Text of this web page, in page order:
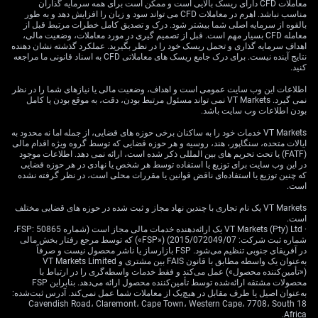
زیان را به «پریمیوم» (Premium؛ بهای پرداختی برای خرید
اختیار) محدود می‌کند.
کاهش احتمالی مالیات تکلیفی برای سرمایه‌گذاران خارجی
اوراق قرضه، عامل مهم اما نامطمئن است. چنین اقدامی
می‌تواند محرک مثبت برای روپیه باشد و احتمالاً خروج ۶۱۳
میلیون دلاری سرمایه خارجی در بخش بدهی را که از آغاز
سال مالی در اول آوریل ثبت شده، تا حدی برگرداند.
معامله‌گران باید آماده باشند که در صورت انتشار این خبر،
روپیه سریع تقویت شود؛ هرچند ممکن است این تقویت موقتی
باشد.
معاملات CFD دارای ریسک بالایی است و ممکن است برای همه سرمایه گذاران
مناسب نباشد. اهرم در معاملات CFD می تواند سود و زیان را افزایش دهد و به طور
بالقوه از سرمایه اصلی شما بیشتر شود. درک و تصدیق کامل خطرات مرتبط قبل از
معامله CFD بسیار مهم است. قبل از تصمیم گیری در مورد معاملات، وضعیت مالی،
اهداف سرمایه گذاری و تحمل ریسک خود را در نظر بگیرید. عملکرد گذشته نشان دهنده
نتایج آینده نیست. برای درک جامع ریسک های معاملاتی CFD به اسناد قانونی ما مراجعه
کنید.
اطلاعات این وب سایت عمومی است و اهداف، وضعیت مالی یا نیازهای شما را در نظر
نمی گیرد. VT Markets نمی تواند مسئول مرتبط بودن، دقت، به موقع بودن یا کامل
بودن اطلاعات وب سایت باشد.
VT Markets خدمات خود را به ساکنان برخی حوزه های قضایی، از جمله اما نه محدود به
ایالات متحده، سنگاپور، هند، روسیه و هر حوزه قضایی که توسط گروه ویژه اقدام مالی
(FATF) یا تحت تحریم های بین المللی ذکر شده است، ارائه نمی دهد. اطلاعات موجود
در این وب سایت برای توزیع یا استفاده توسط هر شخص یا نهادی در هر حوزه قضایی
که چنین توزیع یا استفاده‌ای ناقض قوانین یا مقررات محلی است، در نظر گرفته نشده
است.
VT Markets یک نام تجاری با چندین نهاد مجاز و ثبت شده در حوزه های قضایی مختلف
است.
· VT Markets (Pty) Ltd یک ارائه‌دهنده خدمات مالی مجاز است (شماره FSP: 50865،
شماره ثبت شرکت: 2015/072049/07) («FSP») که توسط مرجع رفتار بخش مالی
در آفریقای جنوبی تنظیم می‌شود. FSP بازارساز یا ناشر محصول نیست و صرفاً
به‌عنوان یک واسطه مطابق با قانون FAIS بین مشتری و VT Markets Limited
(«تأمین‌کننده محصول») عمل می‌کند و فقط خدمات واسطه‌گری را در ارتباط با
محصولات مشتقه ارائه‌شده توسط تأمین‌کننده محصول ارائه می‌دهد. بنابراین FSP
به‌عنوان اصیل یا طرف مقابل در هیچ‌یک از معاملات شما عمل نمی‌کند. آدرس ثبت‌شده:
18 Cavendish Road، Claremont، Cape Town، Western Cape، 7708، South
Africa.